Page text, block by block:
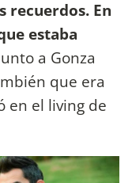
recuerdos. En
estaba
a Gonza
que era
en el living de